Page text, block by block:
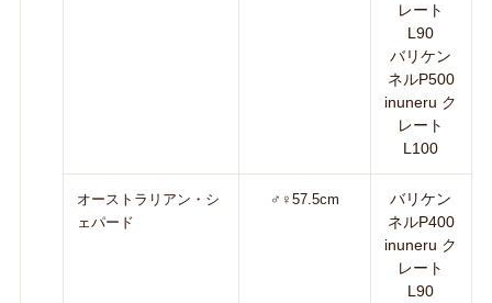
レート
L90
バリケン
ネルP500
inuneru ク
レート
L100
オーストラリアン・シ
ェパード
♂♀57.5cm
バリケン
ネルP400
inuneru ク
レート
L90